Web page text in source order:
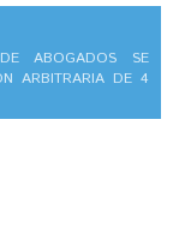
ABOGADOS SE
ARBITRARIA DE 4